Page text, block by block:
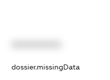
dossier.missingData